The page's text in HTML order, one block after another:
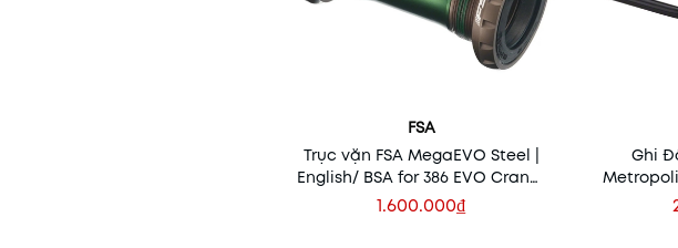
Thêm vào giỏ
FSA
Trục vặn FSA MegaEVO Steel |
English/ BSA for 386 EVO Cranks
| 68/73mm
1.600.000₫
Ghi